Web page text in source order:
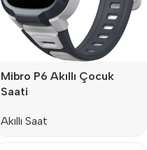
Mibro P6 Akıllı Çocuk
Saati
Akıllı Saat